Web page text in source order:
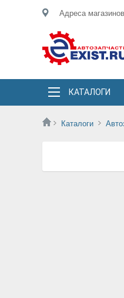
Адреса магазинов
КАТАЛОГИ
Каталоги